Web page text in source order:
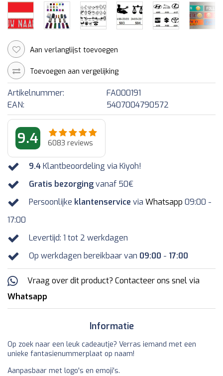
Aan verlanglijst toevoegen
Toevoegen aan vergelijking
Artikelnummer:
FA000191
EAN:
5407004790572
9.4 6083 reviews
9.4Klantbeoordeling via Kiyoh!
Gratis bezorgingvanaf 50€
Persoonlijke klantenservice via Whatsapp 09:00 -
17:00
Levertijd: 1 tot 2 werkdagen
Op werkdagen bereikbaar van 09:00 - 17:00
Vraag over dit product? Contacteer ons snel via
Whatsapp
Informatie
Op zoek naar een leuk cadeautje? Verras iemand met een
unieke fantasienummerplaat op naam!
Aanpasbaar met logo's en emoji's.